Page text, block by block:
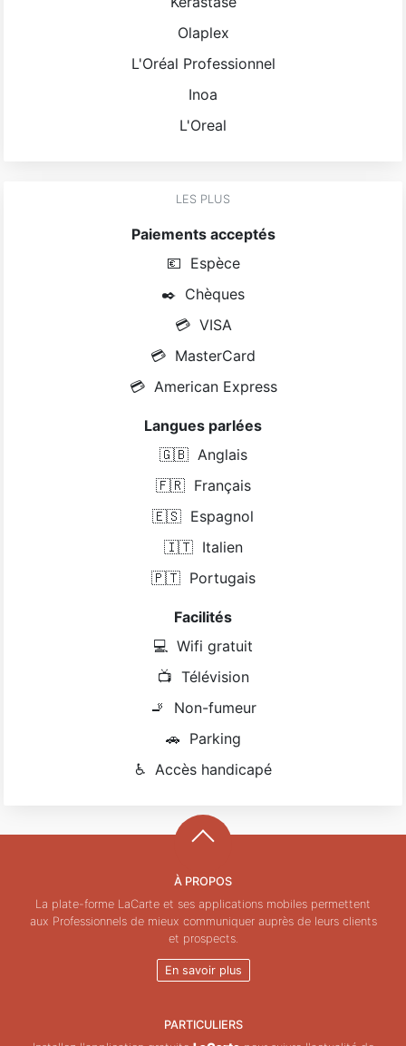
Olaplex
L'Oréal Professionnel
Inoa
L'Oreal
LES PLUS
Paiements acceptés
💶 Espèce
✒️ Chèques
💳 VISA
💳 MasterCard
💳 American Express
Langues parlées
🇬🇧 Anglais
🇫🇷 Français
🇪🇸 Espagnol
🇮🇹 Italien
🇵🇹 Portugais
Facilités
💻 Wifi gratuit
📺 Télévision
🚬
Non-fumeur
🚗 Parking
♿ Accès handicapé
À PROPOS
La plate-forme LaCarte et ses applications mobiles permettent
aux Professionnels de mieux communiquer auprès de leurs clients
et prospects.
En savoir plus
PARTICULIERS